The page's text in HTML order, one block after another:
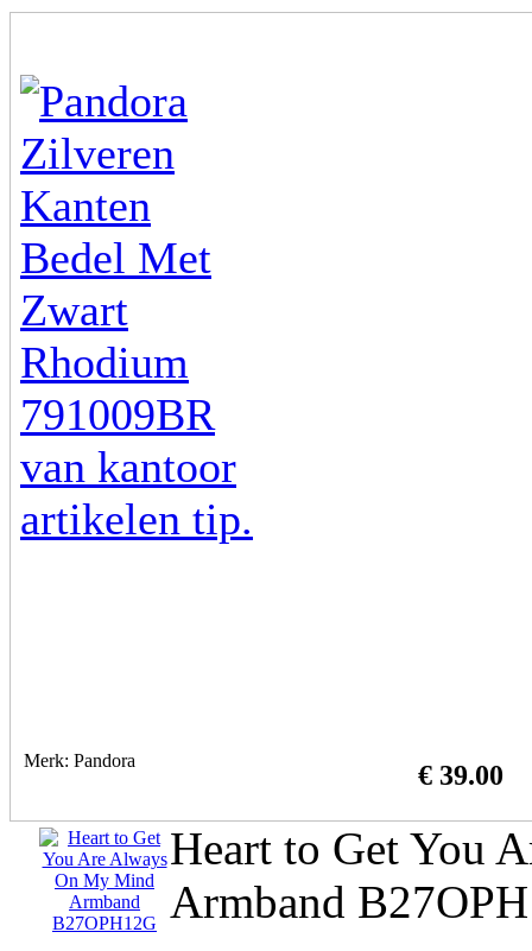
Merk: Pandora € 39.00
Heart to Get You
Armband